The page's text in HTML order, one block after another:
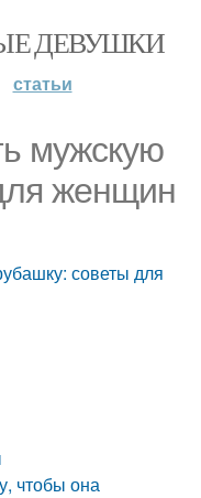
ДЕВУШКИ
статьи
мужскую
женщин
советы для
чтобы она